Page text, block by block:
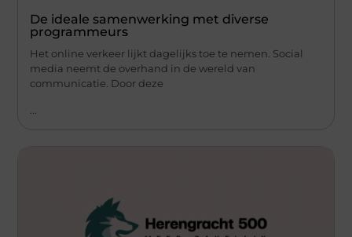
De ideale samenwerking met diverse
programmeurs
Het online verkeer lijkt dagelijks toe te nemen. Social
media neemt de overhand in de wereld van
communicatie. Door deze